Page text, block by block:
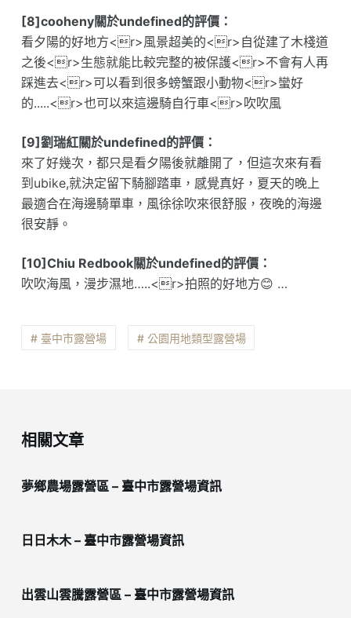
[8]cooheny關於undefined的評價：
看夕陽的好地方<r>風景超美的<r>自從建了木棧道
之後<r>生態就能比較完整的被保護<r>不會有人再
踩進去<r>可以看到很多螃蟹跟小動物<r>蠻好
的.....<r>也可以來這邊騎自行車<r>吹吹風
[9]劉瑞紅關於undefined的評價：
來了好幾次，都只是看夕陽後就離開了，但這次來有看
到ubike,就決定留下騎腳踏車，感覺真好，夏天的晚上
最適合在海邊騎單車，風徐徐吹來很舒服，夜晚的海邊
很安靜。
[10]Chiu Redbook關於undefined的評價：
吹吹海風，漫步濕地…..<r>拍照的好地方😊 …
# 臺中市露營場 # 公園用地類型露營場
相關文章
夢鄉農場露營區 – 臺中市露營場資訊
日日木木 – 臺中市露營場資訊
出雲山雲騰露營區 – 臺中市露營場資訊